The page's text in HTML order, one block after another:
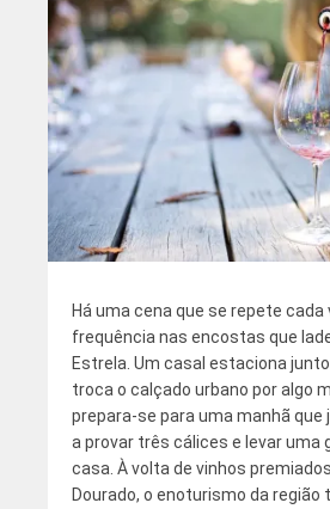
Há uma cena que se repete
frequência nas encostas que
Estrela. Um casal estaciona
troca o calçado urbano por algo
prepara-se para uma manhã que
a provar três cálices e levar uma
casa. À volta de vinhos
Dourado, o enoturismo da